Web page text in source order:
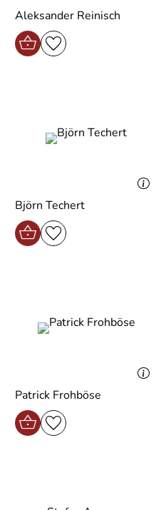
Aleksander Reinisch
Björn Techert
Patrick Frohböse